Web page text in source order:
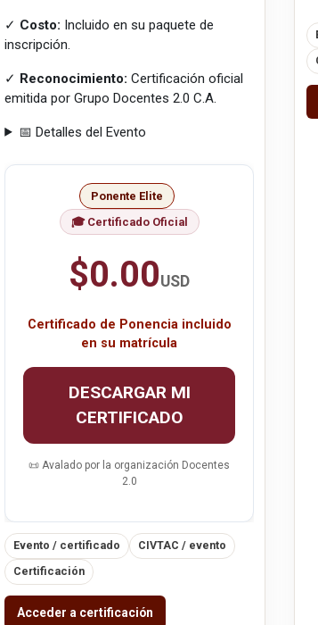
✓ Costo: Incluido en su paquete de
inscripción.
✓ Reconocimiento: Certificación oficial
emitida por Grupo Docentes 2.0 C.A.
📅 Detalles del Evento
Ponente Elite
🎓 Certificado Oficial
$0.00USD
Certificado de Ponencia incluido
en su matrícula
DESCARGAR MI
CERTIFICADO
📜 Avalado por la organización Docentes
2.0
Evento / certificado
CIVTAC / evento
Certificación
Acceder a certificación